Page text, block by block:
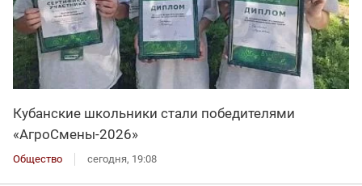
Кубанские школьники стали победителями
«АгроСмены-2026»
Общество сегодня, 19:08